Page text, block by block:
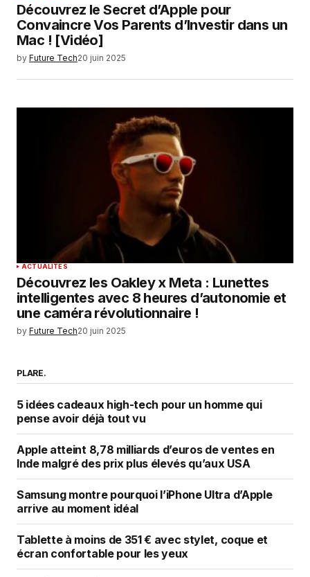
Découvrez le Secret d’Apple pour
Convaincre Vos Parents d’Investir dans un
Mac ! [Vidéo]
by Future Tech20 juin 2025
ACTUALITÉS
Découvrez les Oakley x Meta : Lunettes
intelligentes avec 8 heures d’autonomie et
une caméra révolutionnaire !
by Future Tech20 juin 2025
PLARE.
5 idées cadeaux high-tech pour un homme qui
pense avoir déjà tout vu
Apple atteint 8,78 milliards d’euros de ventes en
Inde malgré des prix plus élevés qu’aux USA
Samsung montre pourquoi l’iPhone Ultra d’Apple
arrive au moment idéal
Tablette à moins de 351 € avec stylet, coque et
écran confortable pour les yeux